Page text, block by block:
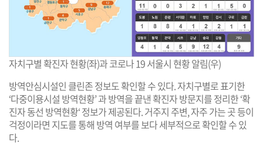
자치구별 확진자 현황(좌)과 코로나 19 서울시 현황 알림(우)
방역안심시설인 클린존 정보도 확인할 수 있다. 자치구별로 표기한
‘다중이용시설 방역현황’ 과 방역을 끝낸 확진자 방문지를 정리한 ‘확
진자 동선 방역현황‘ 정보가 제공된다. 거주지 주변, 자주 가는 곳 등이
걱정이라면 지도를 통해 방역 여부를 보다 세부적으로 확인할 수 있
다.